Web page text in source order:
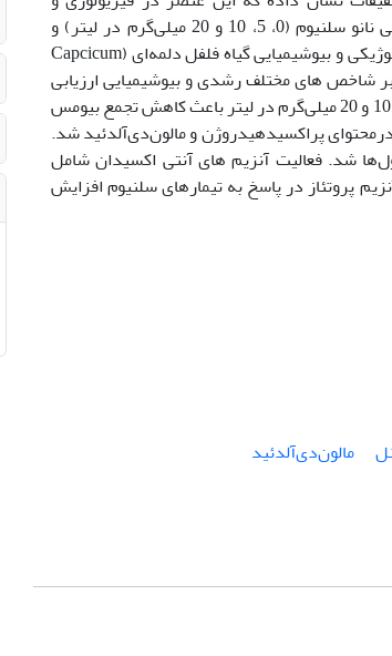
متابولیسم گیاهان مؤثر است. درپژوهش حاضر تأثیر محلول‌پاشی نانو سلنیوم ‌(0، 5، 10 و 20 میلی‌گرم‌ در لیتر) و
(
Capcicum
شاخص های مختلف رشدی و بیوشیمیایی ارزیابی
میلی‌گرم ‌در ‌لیترباعثکاهش تجمع بیومس
درمحتوای پراکسیدهیدروژن و مالوندی‌آلدئیدشد.
ها شد. فعالیت آنزیم های آنتی اکسیدان شامل
پروتئاز در پاسخ به تیمارهای سلنیوم افزایش
مالون‌دی‌آلدئید